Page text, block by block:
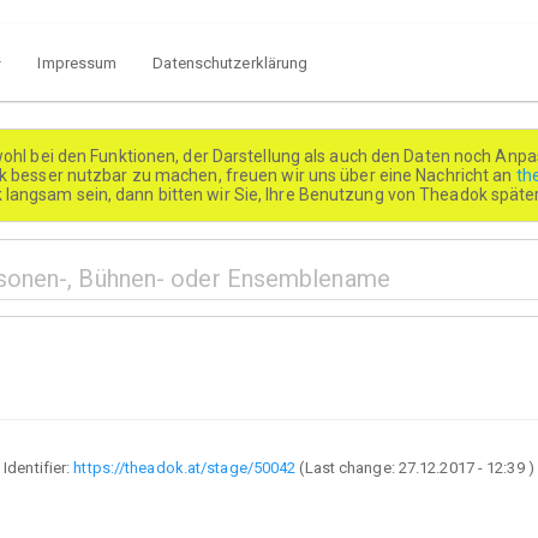
Impressum Datenschutzerklärung
bei den Funktionen, der Darstellung als auch den Daten noch
besser nutzbar zu machen, freuen wir uns über eine Nachricht an
sein, dann bitten wir Sie, Ihre Benutzung von Theadok
Identifier:https://theadok.at/stage/50042 (Last change: 27.12.2017 - 12:39)